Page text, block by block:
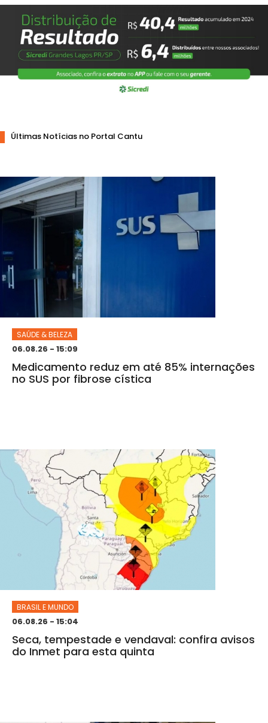
Últimas Notícias no Portal Cantu
SAÚDE & BELEZA
06.08.26 - 15:09
Medicamento reduz em até 85% internações
no SUS por fibrose cística
BRASIL E MUNDO
06.08.26 - 15:04
Seca, tempestade e vendaval: confira avisos
do Inmet para esta quinta